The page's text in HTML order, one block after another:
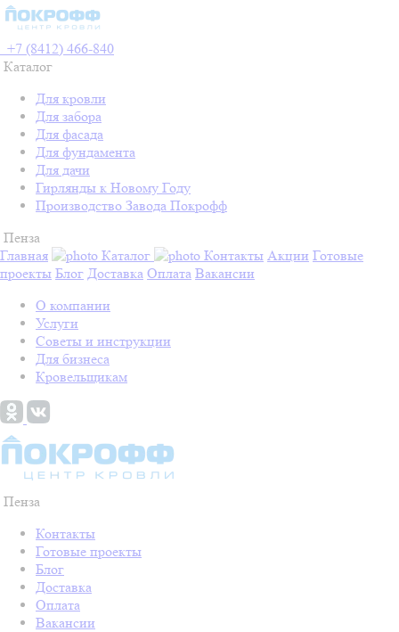
+7 (8412) 466-840
Каталог
Для кровли
Для забора
Для фасада
Для фундамента
Для дачи
Гирлянды к Новому Году
Производство Завода Покрофф
Пенза
Главная
Каталог Контакты Акции Готовые
проекты Блог Доставка Оплата Вакансии
О компании
Услуги
Советы и инструкции
Для бизнеса
Кровельщикам
Пенза
Контакты
Готовые проекты
Блог
Доставка
Оплата
Вакансии